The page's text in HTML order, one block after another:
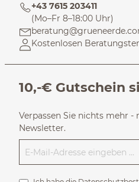
+43 7615 203411
(Mo–Fr 8–18:00 Uhr)
Kostenlosen
10,-€ Gutschein
Verpassen Sie nichts mehr -
Newsletter.